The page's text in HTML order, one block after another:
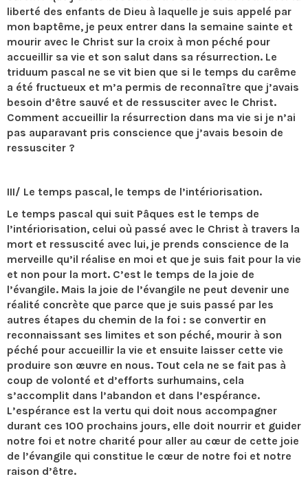
liberté des enfants de Dieu à laquelle je suis appelé par
mon baptême, je peux entrer dans la semaine sainte et
mourir avec le Christ sur la croix à mon péché pour
accueillir sa vie et son salut dans sa résurrection. Le
triduum pascal ne se vit bien que si le temps du carême
a été fructueux et m’a permis de reconnaître que j’avais
besoin d’être sauvé et de ressusciter avec le Christ.
Comment accueillir la résurrection dans ma vie si je n’ai
pas auparavant pris conscience que j’avais besoin de
ressusciter ?
III/ Le temps pascal, le temps de l’intériorisation.
Le temps pascal qui suit Pâques est le temps de
l’intériorisation, celui où passé avec le Christ à travers la
mort et ressuscité avec lui, je prends conscience de la
merveille qu’il réalise en moi et que je suis fait pour la vie
et non pour la mort. C’est le temps de la joie de
l’évangile. Mais la joie de l’évangile ne peut devenir une
réalité concrète que parce que je suis passé par les
autres étapes du chemin de la foi : se convertir en
reconnaissant ses limites et son péché, mourir à son
péché pour accueillir la vie et ensuite laisser cette vie
produire son œuvre en nous. Tout cela ne se fait pas à
coup de volonté et d’efforts surhumains, cela
s’accomplit dans l’abandon et dans l’espérance.
L’espérance est la vertu qui doit nous accompagner
durant ces 100 prochains jours, elle doit nourrir et guider
notre foi et notre charité pour aller au cœur de cette joie
de l’évangile qui constitue le cœur de notre foi et notre
raison d’être.